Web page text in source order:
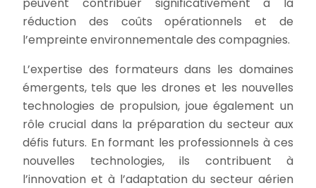
réduction des coûts opérationnels et de
l’empreinte environnementale des compagnies.
L’expertise des formateurs dans les domaines
émergents, tels que les drones et les nouvelles
technologies de propulsion, joue également un
rôle crucial dans la préparation du secteur aux
défis futurs. En formant les professionnels à ces
nouvelles technologies, ils contribuent à
l’innovation et à l’adaptation du secteur aérien